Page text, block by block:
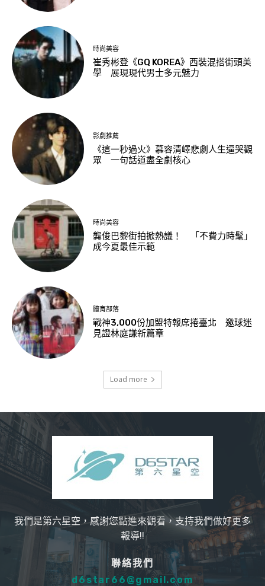
時尚美容
崔秀彬登《GQ KOREA》西裝混搭街頭美
學 展現現代男士多元魅力
影劇推薦
《這一秒過火》慕容清嶧悲劇人生逼哭觀
眾 一句話道盡全劇核心
時尚美容
龔俊巴黎街拍掀熱議！ 「不費力時髦」
成今夏最佳示範
體育部落
戰神3,000份加盟特報席捲臺北 邀球迷
見證林庭謙新篇章
Load more
我們是第六星空，感謝您點進來觀看，支持我們做好更多
報導!!
聯絡我們
d6star66@gmail.com